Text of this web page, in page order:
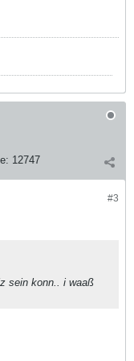
12747
#3
sein konn.. i waaß